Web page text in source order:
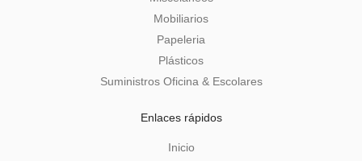
Mobiliarios
Papeleria
Plásticos
Suministros Oficina & Escolares
Enlaces rápidos
Inicio